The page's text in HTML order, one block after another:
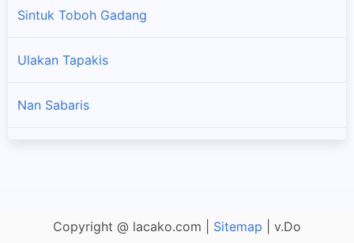
Sintuk Toboh Gadang
Ulakan Tapakis
Nan Sabaris
Copyright @ lacako.com | Sitemap | v.Do